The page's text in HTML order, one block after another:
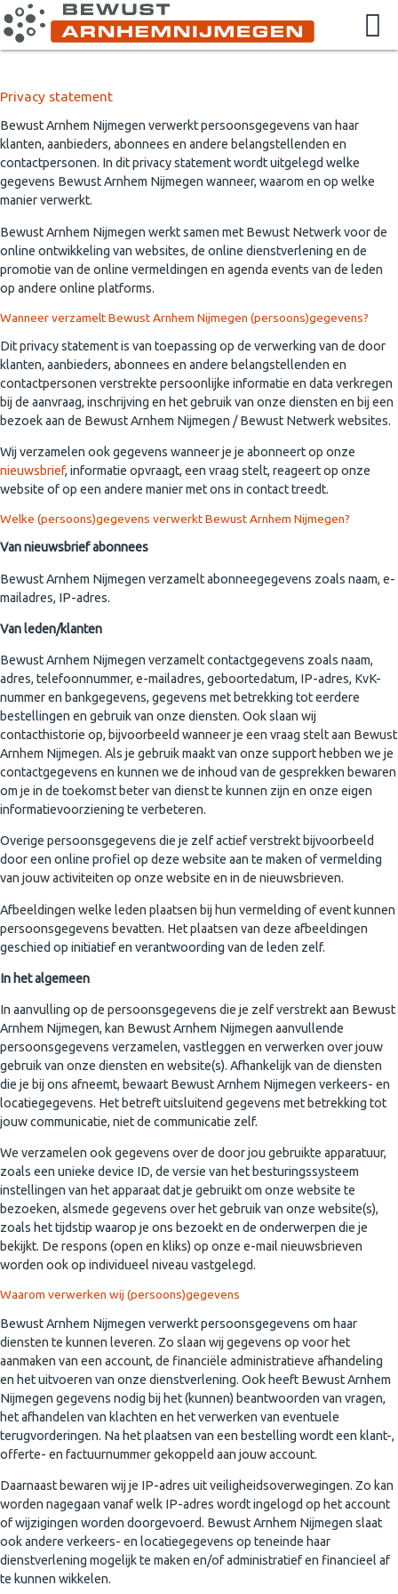
Privacy statement
Bewust Arnhem Nijmegen verwerkt persoonsgegevens van haar
klanten, aanbieders, abonnees en andere belangstellenden en
contactpersonen. In dit privacy statement wordt uitgelegd welke
gegevens Bewust Arnhem Nijmegen wanneer, waarom en op welke
manier verwerkt.
Bewust Arnhem Nijmegen werkt samen met Bewust Netwerk voor de
online ontwikkeling van websites, de online dienstverlening en de
promotie van de online vermeldingen en agenda events van de leden
op andere online platforms.
Wanneer verzamelt Bewust Arnhem Nijmegen (persoons)gegevens?
Dit privacy statement is van toepassing op de verwerking van de door
klanten, aanbieders, abonnees en andere belangstellenden en
contactpersonen verstrekte persoonlijke informatie en data verkregen
bij de aanvraag, inschrijving en het gebruik van onze diensten en bij een
bezoek aan de Bewust Arnhem Nijmegen / Bewust Netwerk websites.
Wij verzamelen ook gegevens wanneer je je abonneert op onze
nieuwsbrief, informatie opvraagt, een vraag stelt, reageert op onze
website of op een andere manier met ons in contact treedt.
Welke (persoons)gegevens verwerkt Bewust Arnhem Nijmegen?
Van nieuwsbrief abonnees
Bewust Arnhem Nijmegen verzamelt abonneegegevens zoals naam, e-
mailadres, IP-adres.
Van leden/klanten
Bewust Arnhem Nijmegen verzamelt contactgegevens zoals naam,
adres, telefoonnummer, e-mailadres, geboortedatum, IP-adres, KvK-
nummer en bankgegevens, gegevens met betrekking tot eerdere
bestellingen en gebruik van onze diensten. Ook slaan wij
contacthistorie op, bijvoorbeeld wanneer je een vraag stelt aan Bewust
Arnhem Nijmegen. Als je gebruik maakt van onze support hebben we je
contactgegevens en kunnen we de inhoud van de gesprekken bewaren
om je in de toekomst beter van dienst te kunnen zijn en onze eigen
informatievoorziening te verbeteren.
Overige persoonsgegevens die je zelf actief verstrekt bijvoorbeeld
door een online profiel op deze website aan te maken of vermelding
van jouw activiteiten op onze website en in de nieuwsbrieven.
Afbeeldingen welke leden plaatsen bij hun vermelding of event kunnen
persoonsgegevens bevatten. Het plaatsen van deze afbeeldingen
geschied op initiatief en verantwoording van de leden zelf.
In het algemeen
In aanvulling op de persoonsgegevens die je zelf verstrekt aan Bewust
Arnhem Nijmegen, kan Bewust Arnhem Nijmegen aanvullende
persoonsgegevens verzamelen, vastleggen en verwerken over jouw
gebruik van onze diensten en website(s). Afhankelijk van de diensten
die je bij ons afneemt, bewaart Bewust Arnhem Nijmegen verkeers- en
locatiegegevens. Het betreft uitsluitend gegevens met betrekking tot
jouw communicatie, niet de communicatie zelf.
We verzamelen ook gegevens over de door jou gebruikte apparatuur,
zoals een unieke device ID, de versie van het besturingssysteem
instellingen van het apparaat dat je gebruikt om onze website te
bezoeken, alsmede gegevens over het gebruik van onze website(s),
zoals het tijdstip waarop je ons bezoekt en de onderwerpen die je
bekijkt. De respons (open en kliks) op onze e-mail nieuwsbrieven
worden ook op individueel niveau vastgelegd.
Waarom verwerken wij (persoons)gegevens
Bewust Arnhem Nijmegen verwerkt persoonsgegevens om haar
diensten te kunnen leveren. Zo slaan wij gegevens op voor het
aanmaken van een account, de financiële administratieve afhandeling
en het uitvoeren van onze dienstverlening. Ook heeft Bewust Arnhem
Nijmegen gegevens nodig bij het (kunnen) beantwoorden van vragen,
het afhandelen van klachten en het verwerken van eventuele
terugvorderingen. Na het plaatsen van een bestelling wordt een klant-,
offerte- en factuurnummer gekoppeld aan jouw account.
Daarnaast bewaren wij je IP-adres uit veiligheidsoverwegingen. Zo kan
worden nagegaan vanaf welk IP-adres wordt ingelogd op het account
of wijzigingen worden doorgevoerd. Bewust Arnhem Nijmegen slaat
ook andere verkeers- en locatiegegevens op teneinde haar
dienstverlening mogelijk te maken en/of administratief en financieel af
te kunnen wikkelen.